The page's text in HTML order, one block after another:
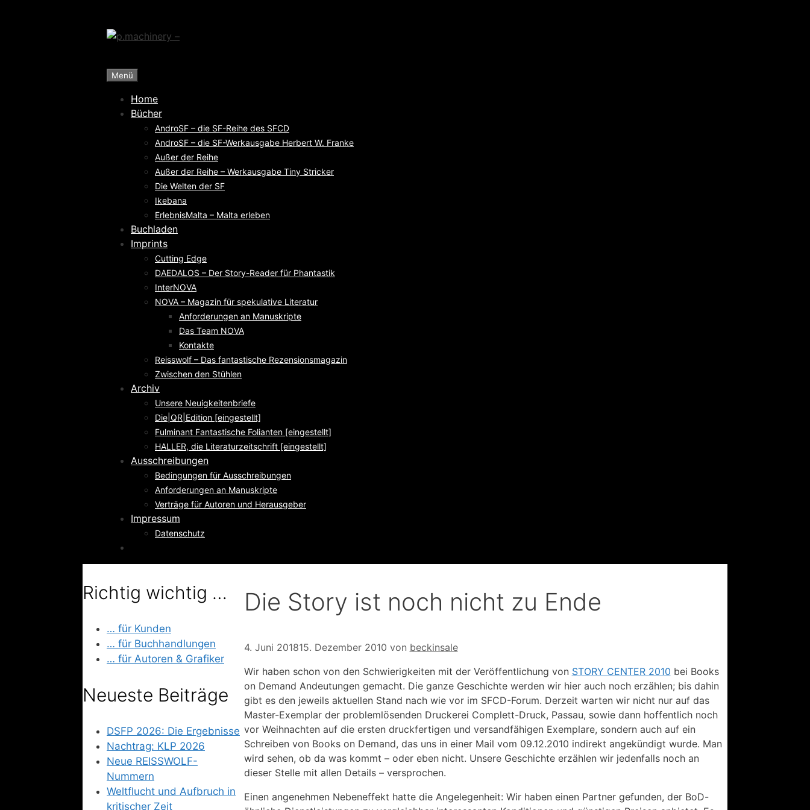
Menü
Home
Bücher
AndroSF – die SF-Reihe des SFCD
AndroSF – die SF-Werkausgabe Herbert W. Franke
Außer der Reihe
Außer der Reihe – Werkausgabe Tiny Stricker
Die Welten der SF
Ikebana
ErlebnisMalta – Malta erleben
Buchladen
Imprints
Cutting Edge
DAEDALOS – Der Story-Reader für Phantastik
InterNOVA
NOVA – Magazin für spekulative Literatur
Anforderungen an Manuskripte
Das Team NOVA
Kontakte
Reisswolf – Das fantastische Rezensionsmagazin
Zwischen den Stühlen
Archiv
Unsere Neuigkeitenbriefe
Die|QR|Edition [eingestellt]
Fulminant Fantastische Folianten [eingestellt]
HALLER, die Literaturzeitschrift [eingestellt]
Ausschreibungen
Bedingungen für Ausschreibungen
Anforderungen an Manuskripte
Verträge für Autoren und Herausgeber
Impressum
Datenschutz
Die Story ist noch nicht zu Ende
4. Juni 201815. Dezember 2010 von beckinsale
Wir haben schon von den Schwierigkeiten mit der Veröffentlichung von STORY CENTER 2010 bei Books
on Demand Andeutungen gemacht. Die ganze Geschichte werden wir hier auch noch erzählen; bis dahin
gibt es den jeweils aktuellen Stand nach wie vor im SFCD-Forum. Derzeit warten wir nicht nur auf das
Master-Exemplar der problemlösenden Druckerei Complett-Druck, Passau, sowie dann hoffentlich noch
vor Weihnachten auf die ersten druckfertigen und versandfähigen Exemplare, sondern auch auf ein
Schreiben von Books on Demand, das uns in einer Mail vom 09.12.2010 indirekt angekündigt wurde. Man
wird sehen, ob da was kommt – oder eben nicht. Unsere Geschichte erzählen wir jedenfalls noch an
dieser Stelle mit allen Details – versprochen.
Einen angenehmen Nebeneffekt hatte die Angelegenheit: Wir haben einen Partner gefunden, der BoD-
Richtig wichtig …
… für Kunden
… für Buchhandlungen
… für Autoren & Grafiker
Neueste Beiträge
DSFP 2026: Die Ergebnisse
Nachtrag: KLP 2026
Neue REISSWOLF-
Nummern
Weltflucht und Aufbruch in
kritischer Zeit